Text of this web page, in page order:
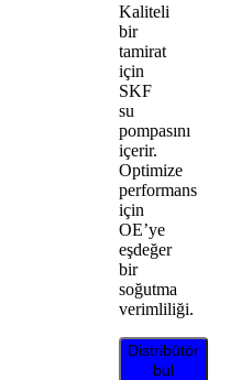
Kaliteli
bir
tamirat
için
SKF
su
pompasını
içerir.
Optimize
performans
için
OE’ye
eşdeğer
bir
soğutma
verimliliği.
Distribütör
bul